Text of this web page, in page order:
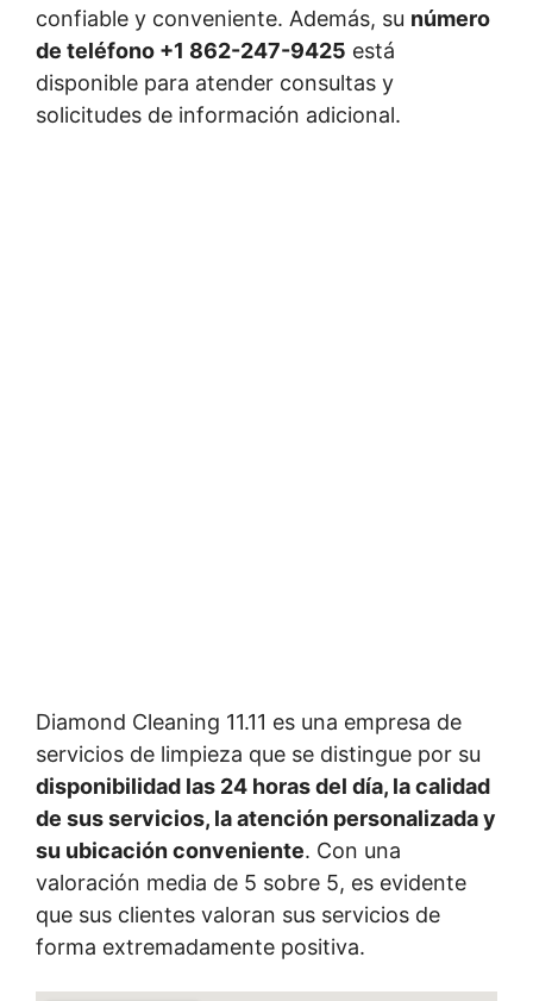
confiable y conveniente. Además, su número
de teléfono +1 862-247-9425 está
disponible para atender consultas y
solicitudes de información adicional.
Diamond Cleaning 11.11 es una empresa de
servicios de limpieza que se distingue por su
disponibilidad las 24 horas del día, la calidad
de sus servicios, la atención personalizada y
su ubicación conveniente. Con una
valoración media de 5 sobre 5, es evidente
que sus clientes valoran sus servicios de
forma extremadamente positiva.